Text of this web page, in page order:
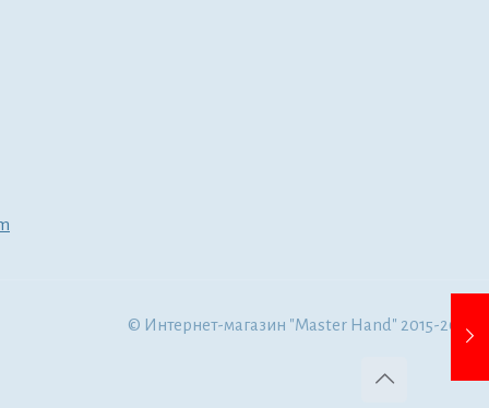
© Интернет-магазин "Master Hand" 2015-2022